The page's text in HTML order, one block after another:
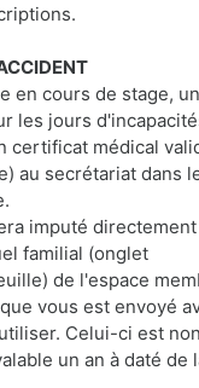
en cours de stage,
les jours
certificat médical
au secrétariat dans
imputé
familial (onglet
de l'espace
vous est envoyé
Celui-ci est
un an à daté de